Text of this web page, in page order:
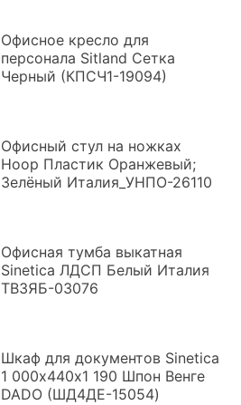
Офисное кресло для
персонала Sitland Сетка
Черный (КПСЧ1-19094)
Офисный стул на ножках
Hoop Пластик Оранжевый;
Зелёный Италия_УНПО-26110
Офисная тумба выкатная
Sinetica ЛДСП Белый Италия
ТВ3ЯБ-03076
Шкаф для документов Sinetica
1 000х440х1 190 Шпон Венге
DADO (ШД4ДЕ-15054)